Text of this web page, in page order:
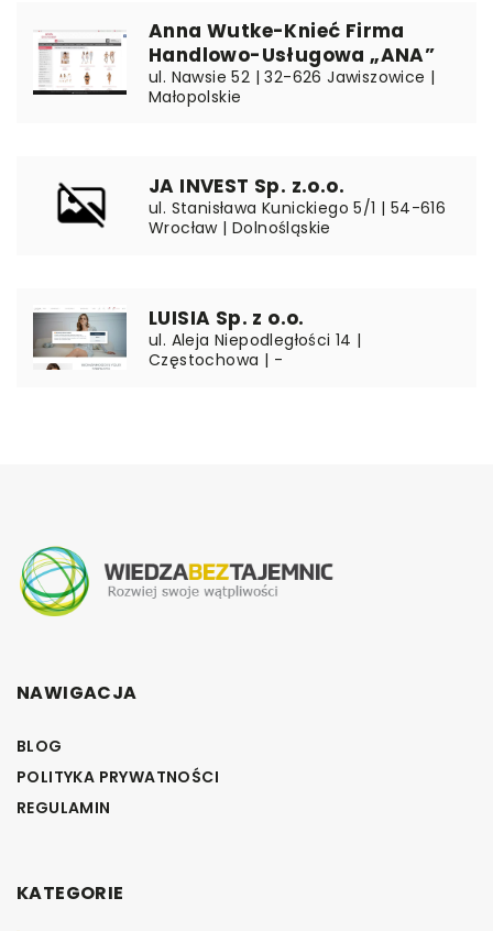
Anna Wutke-Knieć Firma
Handlowo-Usługowa „ANA”
ul. Nawsie 52 | 32-626 Jawiszowice |
Małopolskie
JA INVEST Sp. z.o.o.
ul. Stanisława Kunickiego 5/1 | 54-616
Wrocław | Dolnośląskie
LUISIA Sp. z o.o.
ul. Aleja Niepodległości 14 |
Częstochowa | -
NAWIGACJA
BLOG
POLITYKA PRYWATNOŚCI
REGULAMIN
KATEGORIE